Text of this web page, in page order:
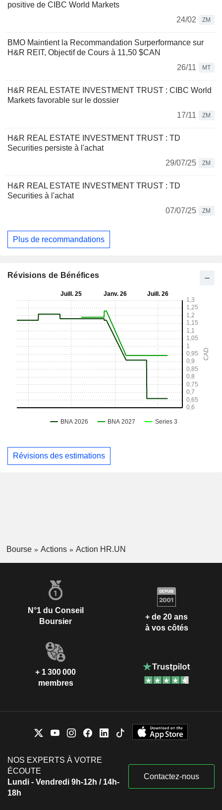
positive de CIBC World Markets
24/02
ZM
BMO Maintient la Recommandation Surperformance sur
H&R REIT, Objectif de Cours à 11,50 $CAN
26/11
MT
H&R REAL ESTATE INVESTMENT TRUST : CIBC World
Markets favorable sur le dossier
17/11
ZM
H&R REAL ESTATE INVESTMENT TRUST : TD
Securities persiste à l'achat
29/07/25
ZM
H&R REAL ESTATE INVESTMENT TRUST : TD
Securities à l'achat
07/07/25
ZM
Plus de recommandations
Révisions de Bénéfices
Révisions des estimations
Bourse Actions Action HR.UN
N°1 du Conseil
Boursier
+ de 20 ans
à vos côtés
+ 1 300 000
membres
NOS EXPERTS À VOTRE
ÉCOUTE
Lundi - Vendredi 9h-12h / 14h-
18h
Contactez-nous